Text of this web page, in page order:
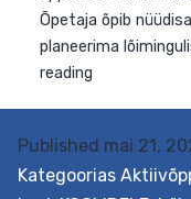
kavandamiseks
õpilaste jaoks
teemasid
nüüdisaegsel
õppeviise
Published mai 21,
Kategoorias